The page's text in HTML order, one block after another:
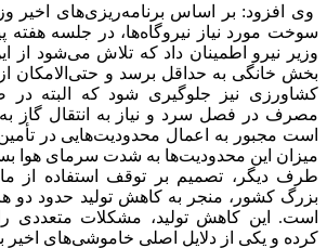
وی افزود: بر اساس برنامه‌ریزی‌های اخیر
سوخت مورد نیاز نیروگاه‌ها، در جلسه هفته
وزیر نیرو اطمینان داد که تلاش می‌شود
بخش خانگی به حداقل برسد و حتی‌الامکان
کشاورزی نیز جلوگیری شود که البته
مصرف در فصل سرد و نیاز به انتقال گاز
است مجبور به اعمال محدودیت‌هایی در
میزان این محدودیت‌ها به شدت سرمای هوا
طرف دیگر، تصمیم بر توقف استفاده از
بزرگ کشور، منجر به کاهش تولید حدود دو
است. این کاهش تولید، مشکلات متعددی را
کرده و یکی از دلایل اصلی خاموشی‌های اخیر